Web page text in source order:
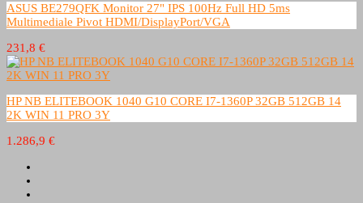
ASUS BE279QFK Monitor 27" IPS 100Hz Full HD 5ms
Multimediale Pivot HDMI/DisplayPort/VGA
231,8 €
HP NB ELITEBOOK 1040 G10 CORE I7-1360P 32GB 512GB 14
2K WIN 11 PRO 3Y
1.286,9 €